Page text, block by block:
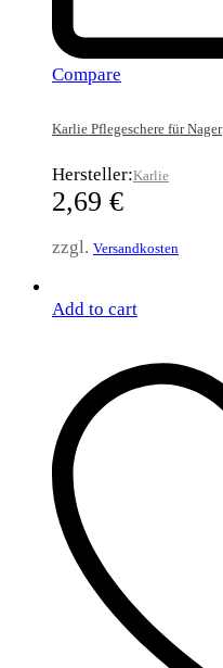
Compare
Karlie Pflegeschere für Nager
Hersteller:Karlie
2,69 €
zzgl. Versandkosten
Add to cart